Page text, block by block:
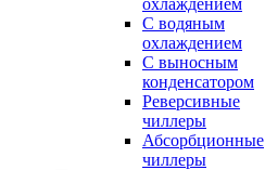
охлаждением
С водяным
охлаждением
С выносным
конденсатором
Реверсивные
чиллеры
Абсорбционные
чиллеры